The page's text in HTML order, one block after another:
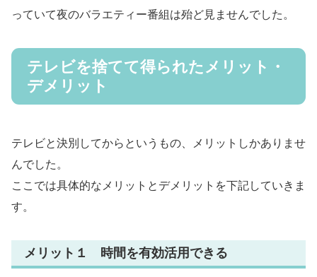
っていて夜のバラエティー番組は殆ど見ませんでした。
テレビを捨てて得られたメリット・
デメリット
テレビと決別してからというもの、メリットしかありませ
んでした。
ここでは具体的なメリットとデメリットを下記していきま
す。
メリット１ 時間を有効活用できる